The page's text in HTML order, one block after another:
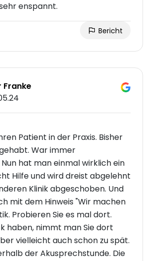
enspannt.
Bericht
Franke
Patient in der Praxis. Bisher
War immer
hat man einmal wirklich ein
Hilfe und wird dreist abgelehnt
Klinik abgeschoben. Und
mit dem Hinweis "Wir machen
Probieren Sie es mal dort.
haben, nimmt man Sie dort
vielleicht auch schon zu spät.
der Akusprechstunde. Die